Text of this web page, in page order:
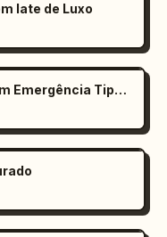
Iate de Luxo
Grade de Pôsteres de Filme com Emergência Tipográfica